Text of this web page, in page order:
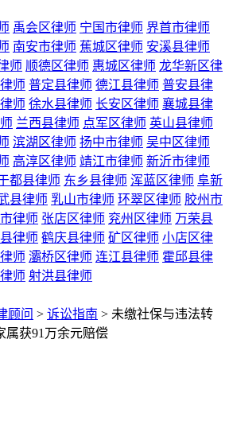
禹会区律师 宁国市律师 界首市律师
南安市律师 蕉城区律师 安溪县律师
师 顺德区律师 惠城区律师 龙华新区律
师 普定县律师 德江县律师 普安县律
师 徐水县律师 长安区律师 襄城县律
兰西县律师 点军区律师 英山县律师
滨湖区律师 扬中市律师 吴中区律师
高淳区律师 靖江市律师 新沂市律师
都县律师 东乡县律师 浑蓝区律师 阜新
县律师 乳山市律师 环翠区律师 胶州市
律师 张店区律师 兖州区律师 万荣县
律师 鹤庆县律师 矿区律师 小店区律
师 灞桥区律师 连江县律师 霍邱县律
师 射洪县律师
顾问 > 诉讼指南 > 未缴社保与违法转
属获91万余元赔偿